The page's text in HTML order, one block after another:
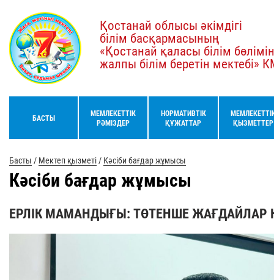
Қостанай облысы әкімдігі
білім басқармасының
«Қостанай қаласы білім
жалпы білім беретін мектебі»
БАСТЫ
МЕМЛЕКЕТТІК
РӘМІЗДЕР
НОРМАТИВТІК
ҚҰЖАТТАР
ҚЫЗМЕТТЕР
Басты / Мектеп қызметі / Кәсіби бағдар жұмысы
Кәсіби бағдар жұмысы
ЕРЛІК МАМАНДЫҒЫ: ТӨТЕНШЕ ЖАҒДАЙЛАР